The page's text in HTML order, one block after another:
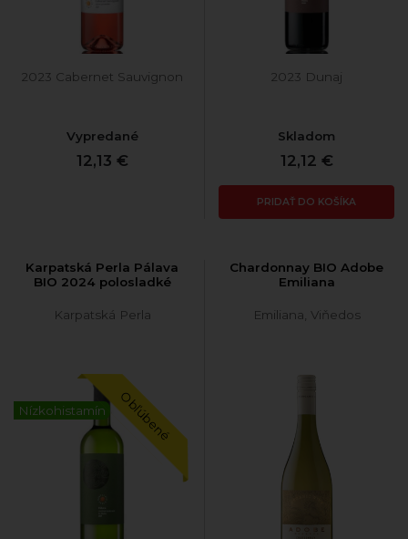
2023 Cabernet Sauvignon
Vypredané
12,13 €
2023 Dunaj
Skladom
12,12 €
PRIDAŤ DO KOŠÍKA
Karpatská Perla Pálava
BIO 2024 polosladké
Karpatská Perla
Nízkohistamín Obľúbené
Chardonnay BIO Adobe
Emiliana
Emiliana, Viňedos